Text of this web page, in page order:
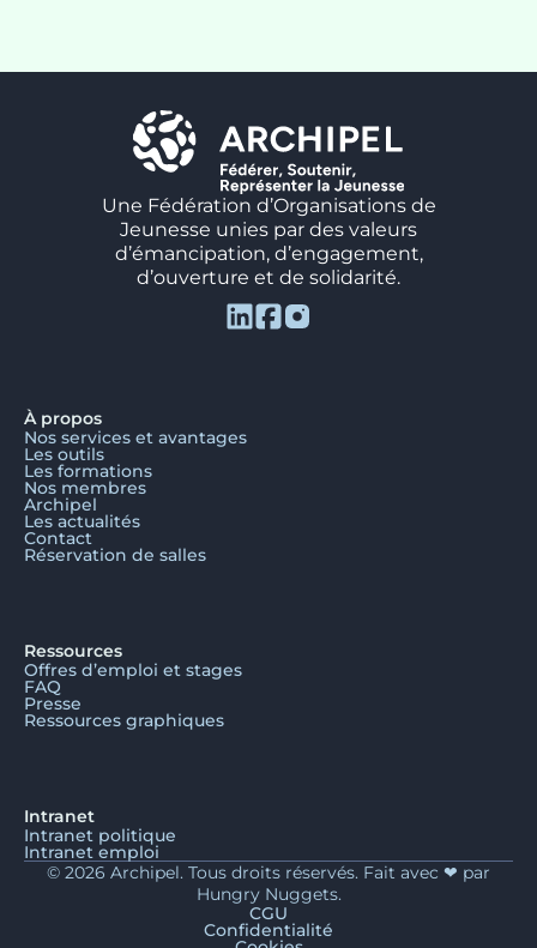
Une Fédération d’Organisations de
Jeunesse unies par des valeurs
d’émancipation, d’engagement,
d’ouverture et de solidarité.
À propos
Nos services et avantages
Les outils
Les formations
Nos membres
Archipel
Les actualités
Contact
Réservation de salles
Ressources
Offres d’emploi et stages
FAQ
Presse
Ressources graphiques
Intranet
Intranet politique
Intranet emploi
© 2026 Archipel. Tous droits réservés. Fait avec ❤ par
Hungry Nuggets.
CGU
Confidentialité